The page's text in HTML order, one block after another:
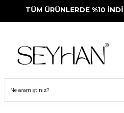
TÜM ÜRÜNLERDE %10